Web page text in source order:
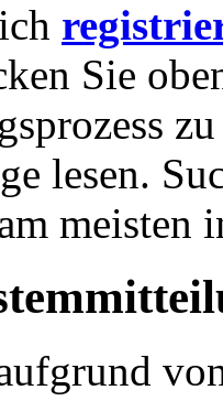
Sie
lesen.
meisten